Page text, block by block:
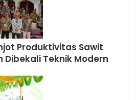
Aspirasi
Selatan Lewat Reses di